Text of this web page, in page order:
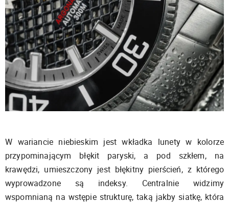
W wariancie niebieskim jest wkładka lunety w kolorze
przypominającym błękit paryski, a pod szkłem, na
krawędzi, umieszczony jest błękitny pierścień, z którego
wyprowadzone są indeksy. Centralnie widzimy
wspomnianą na wstępie strukturę, taką jakby siatkę, która